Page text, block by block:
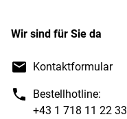
Wir sind für Sie da
Kontaktformular
Bestellhotline:
+43 1 718 11 22 33